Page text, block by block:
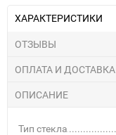
ХАРАКТЕРИСТИКИ
ОТЗЫВЫ
ОПЛАТА И ДОСТАВКА
ОПИСАНИЕ
Тип стекла